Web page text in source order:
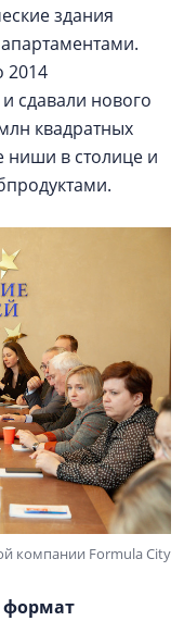
здания
2014
сдавали нового
квадратных
в столице и
компании Formula City
формат